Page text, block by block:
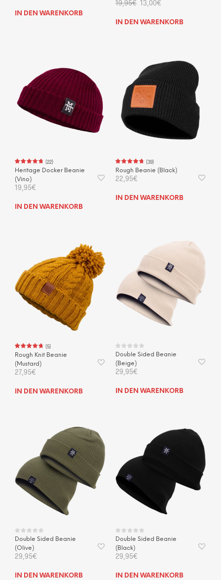
IN DEN WARENKORB
19,95€
Preis
19,95€
13,00€
13,00€.
IN DEN WARENKORB
(22)
Heritage Docker Beanie
(Vino)
19,95€
IN DEN WARENKORB
(39)
Rough Beanie (Black)
22,95€
IN DEN WARENKORB
(5)
Rough Knit Beanie
(Mustard)
27,95€
IN DEN WARENKORB
Double Sided Beanie
(Beige)
29,95€
IN DEN WARENKORB
Double Sided Beanie
(Olive)
29,95€
IN DEN WARENKORB
Double Sided Beanie
(Black)
29,95€
IN DEN WARENKORB